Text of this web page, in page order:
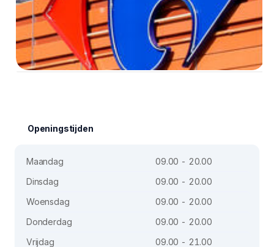
Openingstijden
Maandag
09.00 - 20.00
Dinsdag
09.00 - 20.00
Woensdag
09.00 - 20.00
Donderdag
09.00 - 20.00
Vrijdag
09.00 - 21.00